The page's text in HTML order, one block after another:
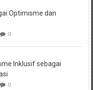
Optimisme dan
0
Inklusif sebagai
0